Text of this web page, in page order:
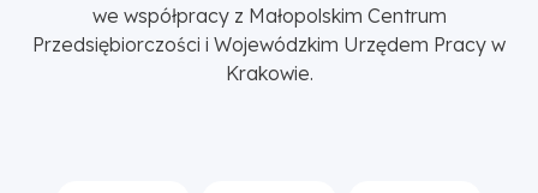
we współpracy z Małopolskim Centrum
Przedsiębiorczości i Wojewódzkim Urzędem Pracy w
Krakowie.